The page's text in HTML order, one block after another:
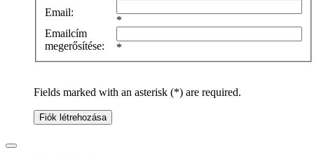
Email:
*
Emailcím
megerősítése:
*
Fields marked with an asterisk (*) are required.
Fiók létrehozása